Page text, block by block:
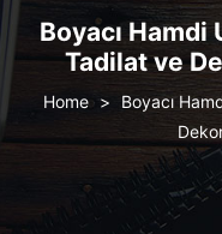
Boyacı
Tadilat ve
>
Boyacı